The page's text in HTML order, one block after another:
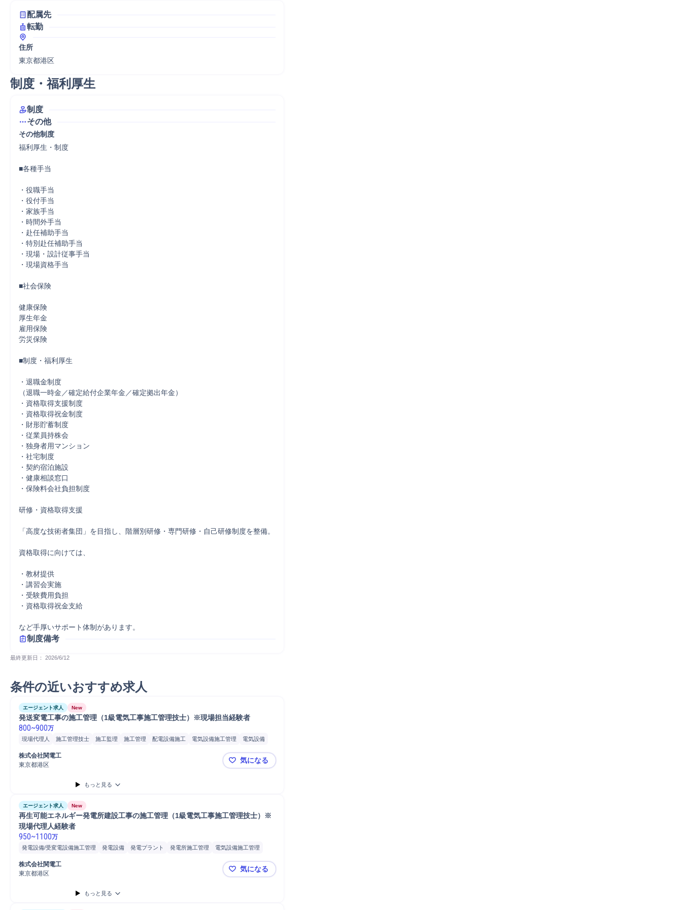
配属先
転勤
住所
東京都港区
制度・福利厚生
制度
その他
その他制度
福利厚生・制度
■各種手当
・役職手当
・役付手当
・家族手当
・時間外手当
・赴任補助手当
・特別赴任補助手当
・現場・設計従事手当
・現場資格手当
■社会保険
健康保険
厚生年金
雇用保険
労災保険
■制度・福利厚生
・退職金制度
（退職一時金／確定給付企業年金／確定拠出年金）
・資格取得支援制度
・資格取得祝金制度
・財形貯蓄制度
・従業員持株会
・独身者用マンション
・社宅制度
・契約宿泊施設
・健康相談窓口
・保険料会社負担制度
研修・資格取得支援
「高度な技術者集団」を目指し、階層別研修・専門研修・自己研修制度を整備。
資格取得に向けては、
・教材提供
・講習会実施
・受験費用負担
・資格取得祝金支給
など手厚いサポート体制があります。
制度備考
最終更新日： 2026/6/12
条件の近いおすすめ求人
エージェント求人 New
発送変電工事の施工管理（1級電気工事施工管理技士）※現場担当経験者
800~900万
現場代理人 施工管理技士 施工監理 施工管理 配電設備施工 電気設備施工管理
電気設備
発電設備/受変電設備施工管理
設備工事
株式会社関電工
東京都港区
発送変電工事の施工管理（1級電気工事施工管理技士）※現場担当経験者
気になる
もっと見る
エージェント求人 New
再生可能エネルギー発電所建設工事の施工管理（1級電気工事施工管理技士）※
現場代理人経験者
950~1100万
発電設備/受変電設備施工管理 発電設備 発電プラント 発電所施工管理
電気設備施工管理
電気プラント施工管理
工事進捗管理
監理技術者
株式会社関電工
東京都港区
再生可能エネルギー発電所建設工事の施工管理（1級電気工事施工管理技士）※現場代理人経験者
気になる
もっと見る